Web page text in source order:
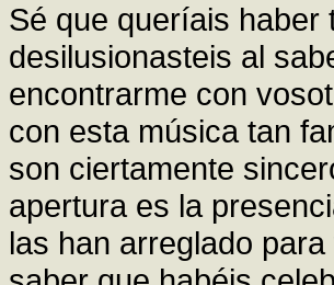
Sé que queríais haber
desilusionasteis al
encontrarme con
con esta música tan
son ciertamente
apertura es la
las han arreglado